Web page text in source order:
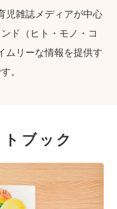
児雑誌メディアが中心
ド（ヒト・モノ・コ
ムリーな情報を提供す
。
ブック